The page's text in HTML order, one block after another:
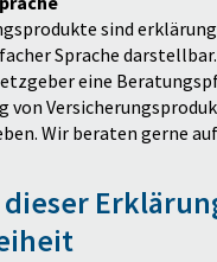
sind
Sprache
eine
von
Wir beraten gerne